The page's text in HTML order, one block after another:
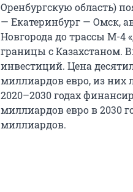
Оренбургскую область)
— Екатеринбург — Омск,
Новгорода до трассы М-4
границы с Казахстаном.
инвестиций. Цена
миллиардов евро, из
2020–2030 годах
миллиардов евро в 2030
миллиардов.